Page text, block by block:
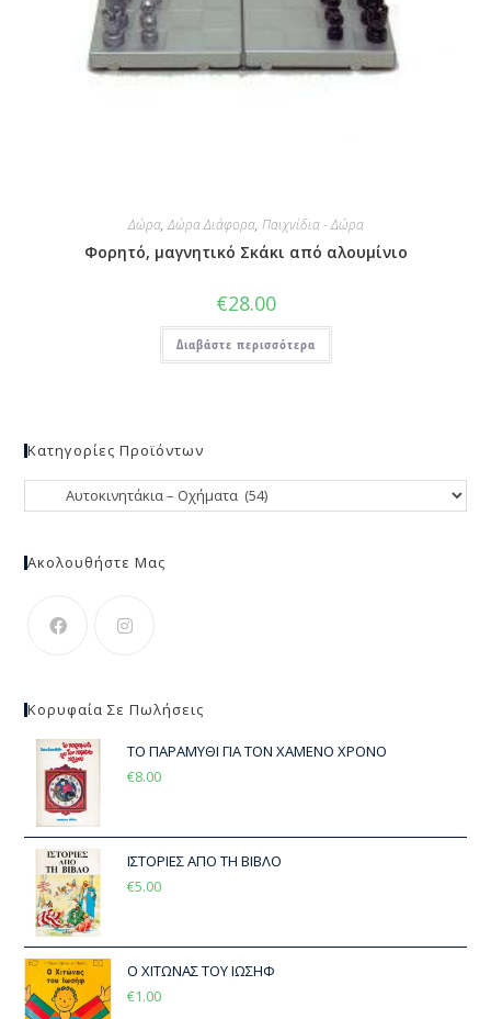
Δώρα,Δώρα Διάφορα, Παιχνίδια - Δώρα
Φορητό, μαγνητικό Σκάκι από αλουμίνιο
€28.00
Διαβάστε περισσότερα
Κατηγορίες Προϊόντων
Ακολουθήστε Μας
Κορυφαία Σε Πωλήσεις
ΤΟ ΠΑΡΑΜΥΘΙ ΓΙΑ ΤΟΝ ΧΑΜΕΝΟ ΧΡΟΝΟ
€8.00
ΙΣΤΟΡΙΕΣ ΑΠΟ ΤΗ ΒΙΒΛΟ
€5.00
Ο ΧΙΤΩΝΑΣ ΤΟΥ ΙΩΣΗΦ
€1.00